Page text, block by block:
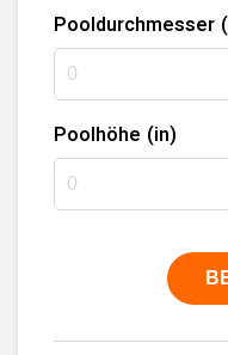
Pooldurchmesser
Poolhöhe